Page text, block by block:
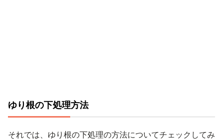
ゆり根の下処理方法
それでは、ゆり根の下処理の方法についてチェックしてみ